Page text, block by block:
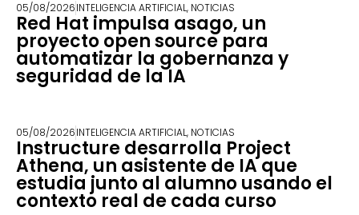
05/08/2026INTELIGENCIA ARTIFICIAL, NOTICIAS
Red Hat impulsa asago, un
proyecto open source para
automatizar la gobernanza y
seguridad de la IA
05/08/2026INTELIGENCIA ARTIFICIAL, NOTICIAS
Instructure desarrolla Project
Athena, un asistente de IA que
estudia junto al alumno usando el
contexto real de cada curso